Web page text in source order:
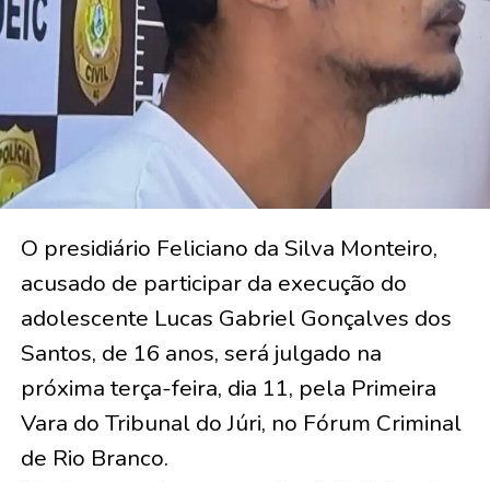
O presidiário Feliciano da Silva Monteiro,
acusado de participar da execução do
adolescente Lucas Gabriel Gonçalves dos
Santos, de 16 anos, será julgado na
próxima terça-feira, dia 11, pela Primeira
Vara do Tribunal do Júri, no Fórum Criminal
de Rio Branco.